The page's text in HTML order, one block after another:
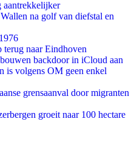
aantrekkelijker
na golf van diefstal en
naar Eindhoven
backdoor in iCloud aan
is volgens OM geen enkel
grensaanval door migranten
groeit naar 100 hectare